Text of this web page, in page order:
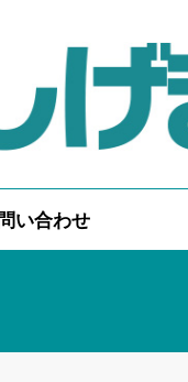
い合わせ